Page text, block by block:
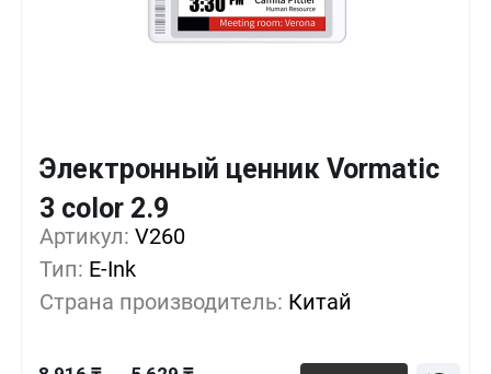
Электронный ценник Vormatic
3 color 2.9
Артикул: V260
Тип: E-Ink
Страна производитель: Китай
1+ 0%
500+
1000+ -30%